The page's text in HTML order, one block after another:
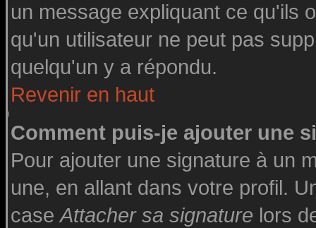
un message expliquant ce qu'ils
qu'un utilisateur ne peut pas
quelqu'un y a répondu.
Revenir en haut
Comment puis-je ajouter une
Pour ajouter une signature à un
une, en allant dans votre profil.
caseAttacher sa signature lors